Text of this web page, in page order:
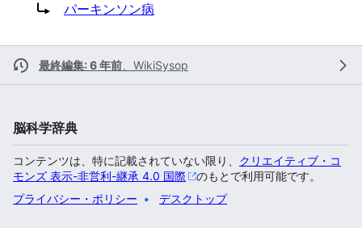
転送先:
パーキンソン病
最終編集: 6 年前 WikiSysop
脳科学辞典
コンテンツは、特に記載されていない限り、 クリエイティブ・コ
モンズ 表示-非営利-継承 4.0 国際
のもとで利用可能です。
プライバシー・ポリシー
デスクトップ